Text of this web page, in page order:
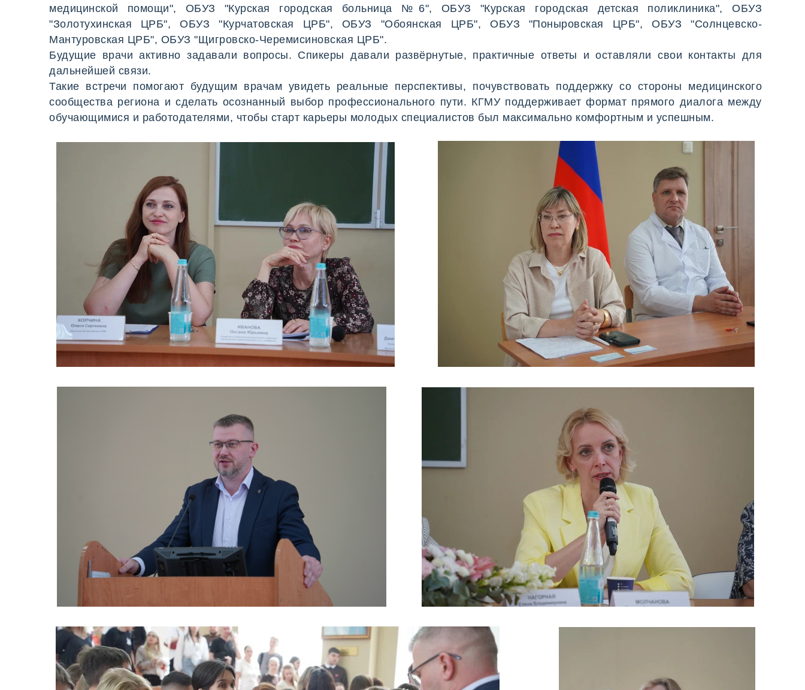
медицинской помощи", ОБУЗ "Курская городская больница №6", ОБУЗ "Курская городская детская поликлиника", ОБУЗ
"Золотухинская ЦРБ", ОБУЗ "Курчатовская ЦРБ", ОБУЗ "Обоянская ЦРБ", ОБУЗ "Поныровская ЦРБ", ОБУЗ "Солнцевско-
Мантуровская ЦРБ", ОБУЗ "Щигровско-Черемисиновская ЦРБ".
Будущие врачи активно задавали вопросы. Спикеры давали развёрнутые, практичные ответы и оставляли свои контакты для
дальнейшей связи.
Такие встречи помогают будущим врачам увидеть реальные перспективы, почувствовать поддержку со стороны медицинского
сообщества региона и сделать осознанный выбор профессионального пути. КГМУ поддерживает формат прямого диалога между
обучающимися и работодателями, чтобы старт карьеры молодых специалистов был максимально комфортным и успешным.